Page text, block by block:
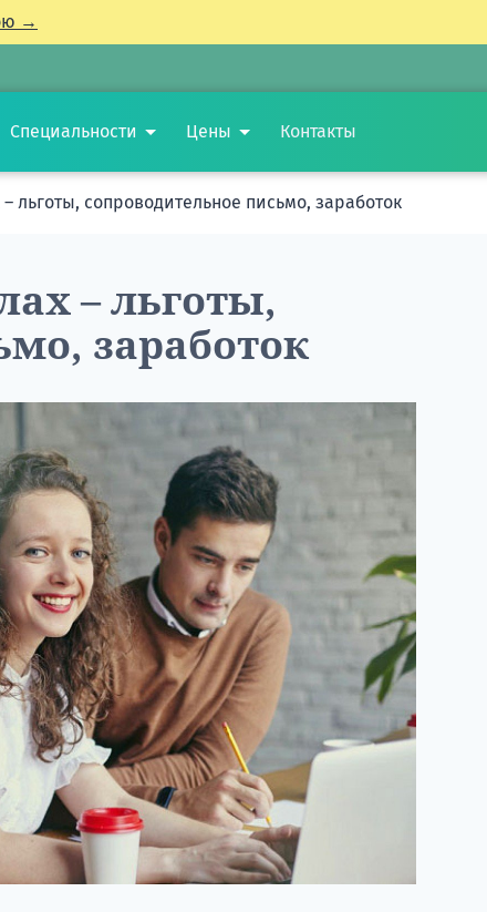
→
Специальности Цены Контакты
льготы, сопроводительное письмо, заработок
– льготы,
заработок